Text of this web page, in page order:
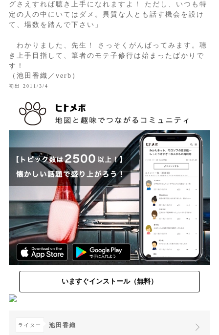
グさえすれば聴き上手になれますよ！ ただし、いつも特
定の人の中にいてはダメ。異質な人とも話す機会を設け
て、場数を踏んで下さい」
わかりました、先生！ さっそくがんばってみます。聴
き上手目指して、筆者のモテ子修行は始まったばかりで
す！
（池田香織／verb）
初出 2011/3/4
いますぐインストール（無料）
ライター 池田香織